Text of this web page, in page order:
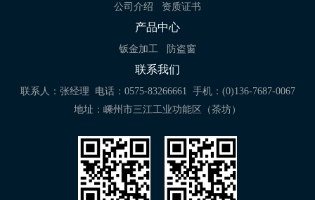
公司介绍 资质证书
产品中心
钣金加工 防盗窗
联系我们
联系人：张经理 电话：0575-83266661 手机：(0)136-7687-0067
地址：嵊州市三江工业功能区（茶坊）